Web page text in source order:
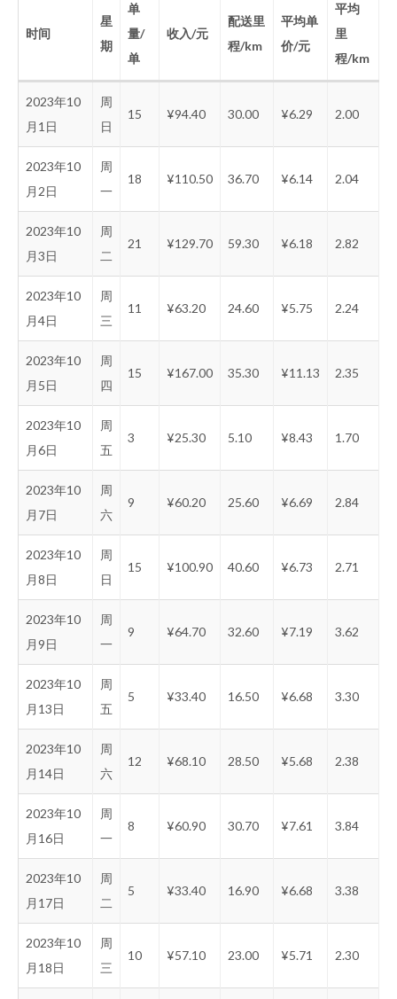
时间
星
期
单
量/
单
收入/元
配送里
程/km
平均单
价/元
平均
里
程/km
2023年10
月1日
周
日
15 ¥94.40 30.00 ¥6.29 2.00
2023年10
月2日
周
一
18 ¥110.50 36.70 ¥6.14 2.04
2023年10
月3日
周
二
21 ¥129.70 59.30 ¥6.18 2.82
2023年10
月4日
周
三
11 ¥63.20 24.60 ¥5.75 2.24
2023年10
月5日
周
四
15 ¥167.00 35.30 ¥11.13 2.35
2023年10
月6日
周
五
3 ¥25.30 5.10 ¥8.43 1.70
2023年10
月7日
周
六
9 ¥60.20 25.60 ¥6.69 2.84
2023年10
月8日
周
日
15 ¥100.90 40.60 ¥6.73 2.71
2023年10
月9日
周
一
9 ¥64.70 32.60 ¥7.19 3.62
2023年10
月13日
周
五
5 ¥33.40 16.50 ¥6.68 3.30
2023年10
月14日
周
六
12 ¥68.10 28.50 ¥5.68 2.38
2023年10
月16日
周
一
8 ¥60.90 30.70 ¥7.61 3.84
2023年10
月17日
周
二
5 ¥33.40 16.90 ¥6.68 3.38
2023年10
月18日
周
三
10 ¥57.10 23.00 ¥5.71 2.30